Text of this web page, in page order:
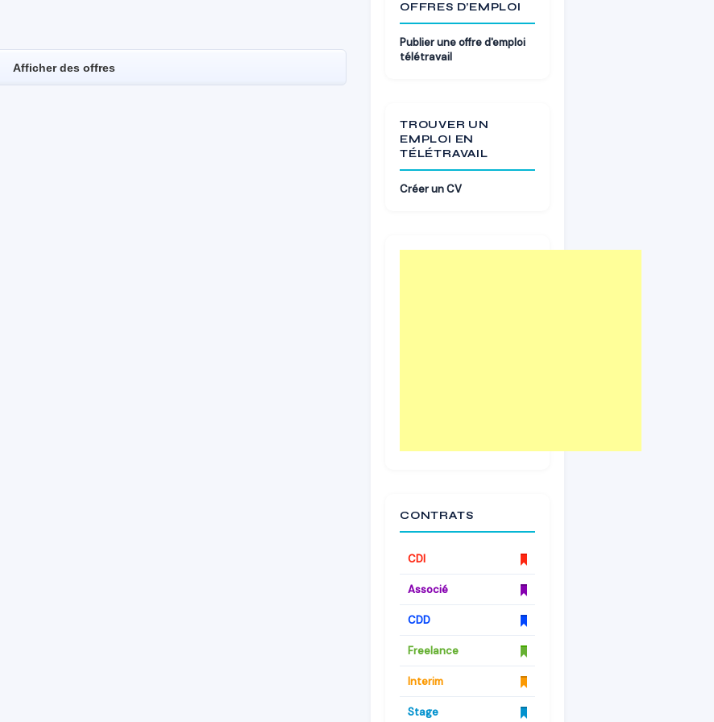
Afficher des offres
OFFRES D’EMPLOI
Publier une offre d'emploi
télétravail
TROUVER UN
EMPLOI EN
TÉLÉTRAVAIL
Créer un CV
CONTRATS
CDI
Associé
CDD
Freelance
Interim
Stage